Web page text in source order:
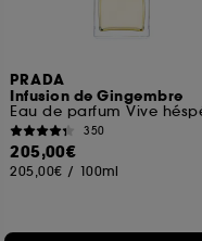
PRADA
Infusion de Gingembre
350
205,00€
205,00€ / 100ml